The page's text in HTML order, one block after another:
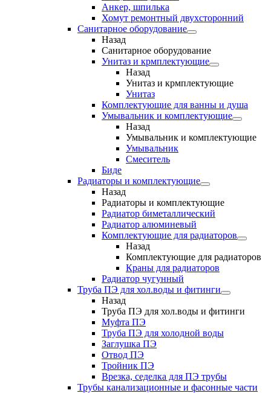
Анкер, шпилька
Хомут ремонтный двухсторонний
Санитарное оборудование
Назад
Санитарное оборудование
Унитаз и крмплектующие
Назад
Унитаз и крмплектующие
Унитаз
Комплектующие для ванны и душа
Умывальник и комплектующие
Назад
Умывальник и комплектующие
Умывальник
Смеситель
Биде
Радиаторы и комплектующие
Назад
Радиаторы и комплектующие
Радиатор биметаллический
Радиатор алюминевый
Комплектующие для радиаторов
Назад
Комплектующие для радиаторов
Краны для радиаторов
Радиатор чугунный
Труба ПЭ для хол.воды и фитинги
Назад
Труба ПЭ для хол.воды и фитинги
Муфта ПЭ
Труба ПЭ для холодной воды
Заглушка ПЭ
Отвод ПЭ
Тройник ПЭ
Врезка, седелка для ПЭ трубы
Трубы канализационные и фасонные части